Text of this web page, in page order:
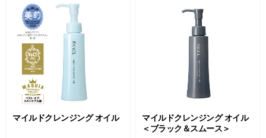
マイルドクレンジング オイル
マイルドクレンジング オイル
＜ブラック＆スムース＞